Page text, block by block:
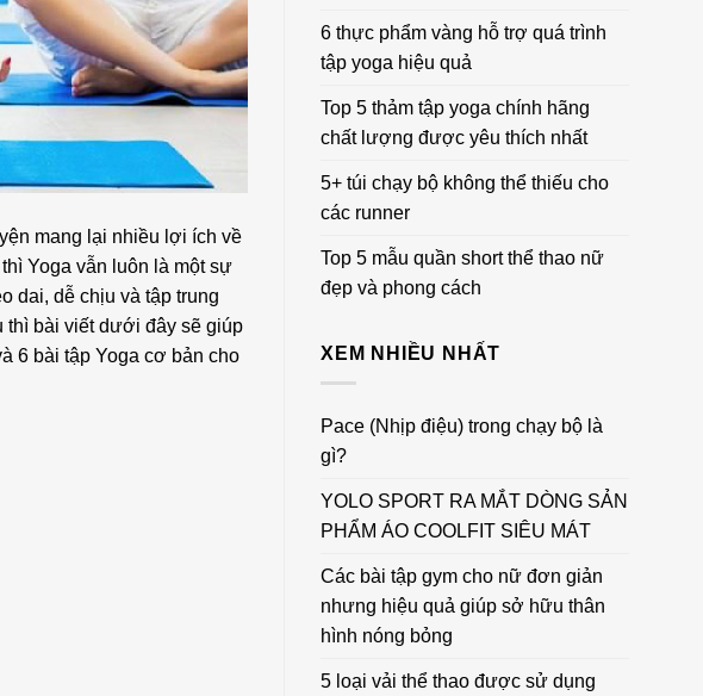
mang lại nhiều lợi ích về
Yoga vẫn luôn là một sự
dai, dễ chịu và tập trung
thì bài viết dưới đây sẽ giúp
6 bài tập Yoga cơ bản cho
6 thực phẩm vàng hỗ trợ quá trình
tập yoga hiệu quả
Top 5 thảm tập yoga chính hãng
chất lượng được yêu thích nhất
5+ túi chạy bộ không thể thiếu cho
các runner
Top 5 mẫu quần short thể thao nữ
đẹp và phong cách
XEM NHIỀU NHẤT
Pace (Nhịp điệu) trong chạy bộ là
gì?
YOLO SPORT RA MẮT DÒNG SẢN
PHẨM ÁO COOLFIT SIÊU MÁT
Các bài tập gym cho nữ đơn giản
nhưng hiệu quả giúp sở hữu thân
hình nóng bỏng
5 loại vải thể thao được sử dụng